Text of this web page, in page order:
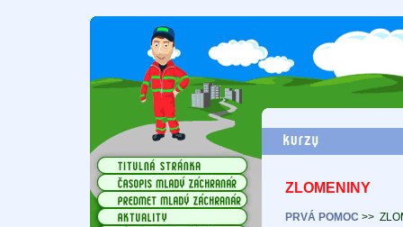
ZLOMENINY
PRVÁ POMOC >>